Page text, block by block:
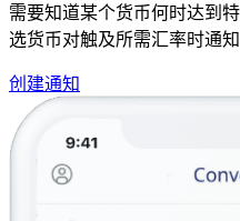
需要知道某个货币何时达到
选货币对触及所需汇率时通知
创建通知